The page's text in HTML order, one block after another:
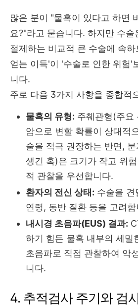
많은 분이 "물혹이 있다고 하면
요?"라고 묻습니다. 하지만 수
절제하는 비교적 큰 수술에 속
얻는 이득'이 '수술로 인한 위험'
니다.
주로 다음 3가지 사항을 종합적
물혹의 유형: 주췌관형(주요
암으로 변할 확률이 상대적
술을 적극 권장하는 반면,
생긴 혹)은 크기가 작고 위
적 관찰을 우선합니다.
환자의 전신 상태: 수술을 견
연령, 동반 질환 등을 고려합
내시경 초음파(EUS) 결과:
하기 힘든 물혹 내부의 세밀
초음파로 직접 관찰하여 악
니다.
4. 추적검사 주기와 검